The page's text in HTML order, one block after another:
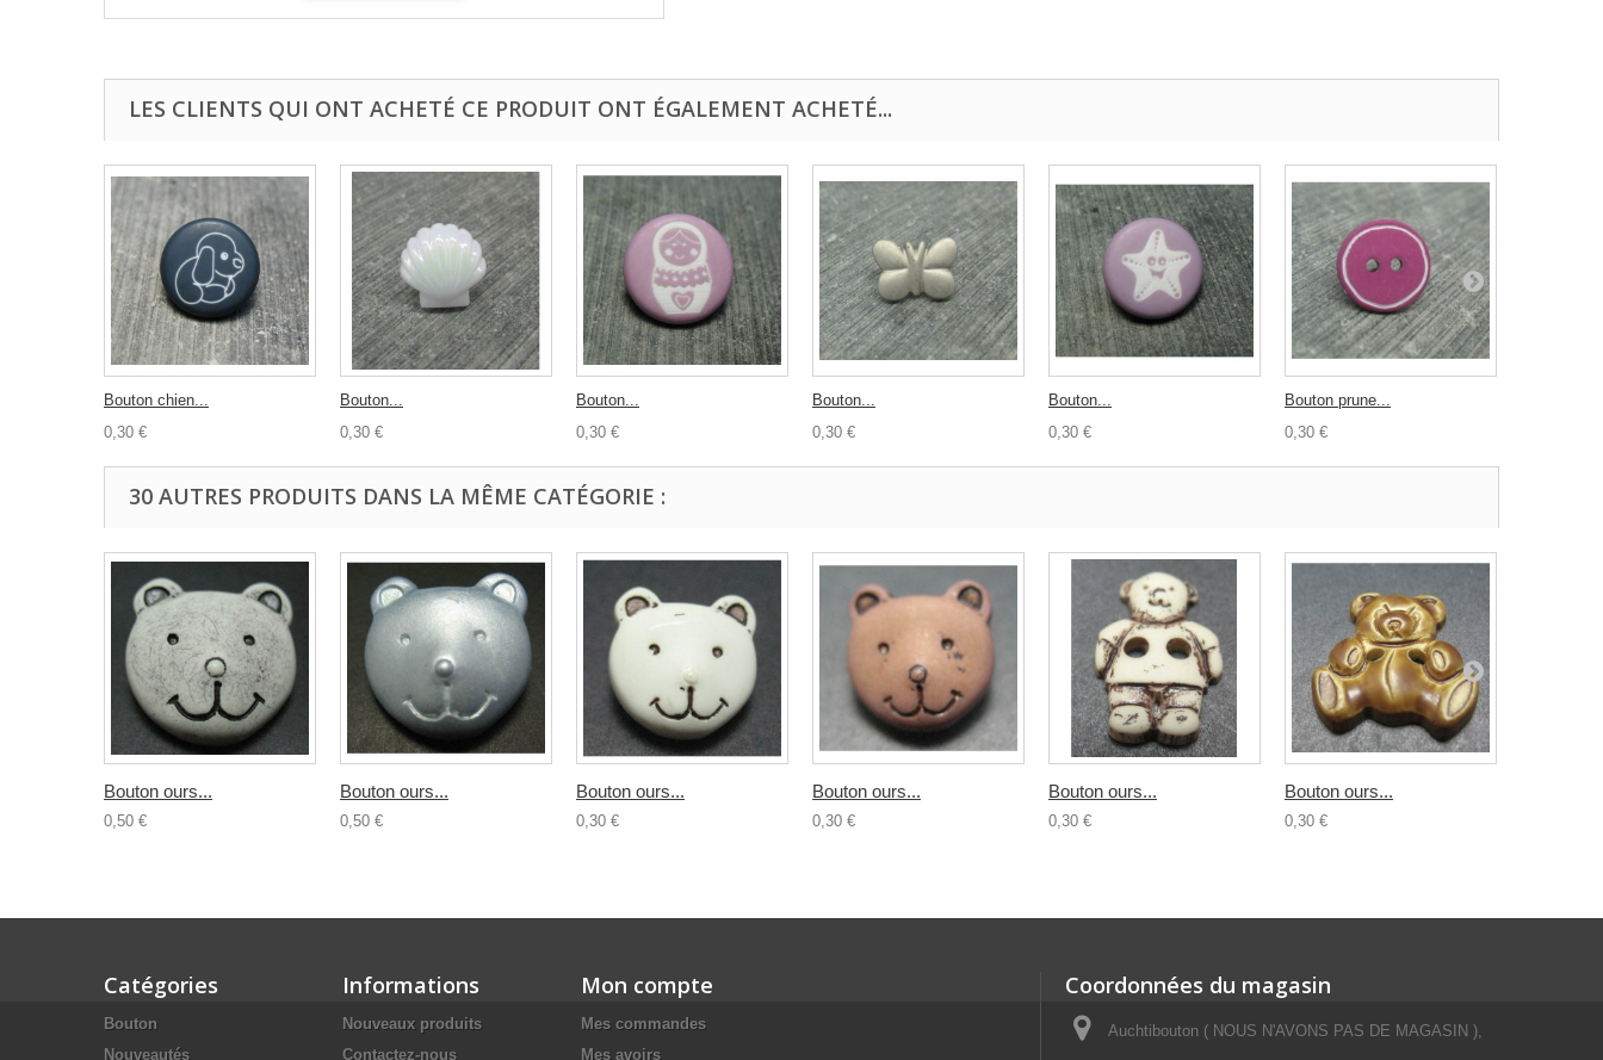
LES CLIENTS QUI ONT ACHETÉ CE PRODUIT ONT ÉGALEMENT ACHETÉ...
Bouton chien...
0,30 €
Bouton...
0,30 €
Bouton...
0,30 €
Bouton...
0,30 €
Bouton...
0,30 €
Bouton prune...
0,30 €
30 AUTRES PRODUITS DANS LA MÊME CATÉGORIE :
Bouton ours...
0,50 €
Bouton ours...
0,50 €
Bouton ours...
0,30 €
Bouton ours...
0,30 €
Bouton ours...
0,30 €
Bouton ours...
0,30 €
Catégories
Bouton
Nouveautés
Informations
Nouveaux produits
Contactez-nous
Mon compte
Mes commandes
Mes avoirs
Coordonnées du magasin
Auchtibouton ( NOUS N'AVONS PAS DE MAGASIN ),